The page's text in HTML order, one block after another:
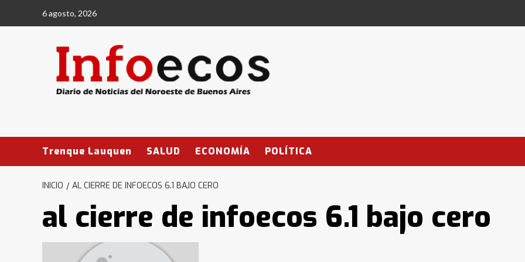
6 agosto, 2026
Trenque Lauquen SALUD ECONOMÍA POLÍTICA
INICIO AL CIERRE DE INFOECOS 6.1 BAJO CERO
al cierre de infoecos 6.1 bajo cero